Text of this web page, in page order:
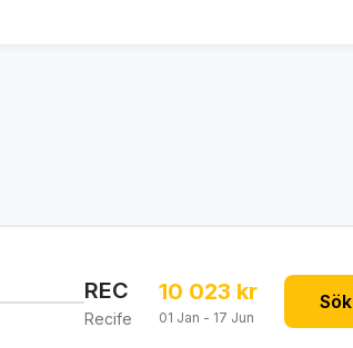
REC
Recife
10 023 kr
01 Jan - 17 Jun
Sök